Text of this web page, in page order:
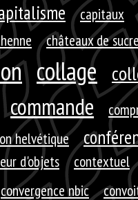
capitaux
châteaux de sucre
collage
commande
helvétique
d'objets contextuel
convergence nbic